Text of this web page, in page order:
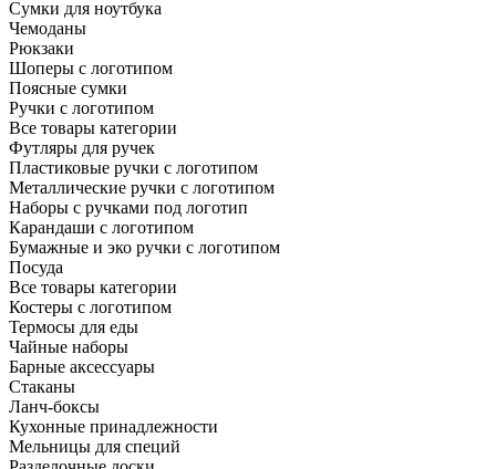
Сумки для ноутбука
Чемоданы
Рюкзаки
Шоперы с логотипом
Поясные сумки
Ручки с логотипом
Все товары категории
Футляры для ручек
Пластиковые ручки с логотипом
Металлические ручки с логотипом
Наборы с ручками под логотип
Карандаши с логотипом
Бумажные и эко ручки с логотипом
Посуда
Все товары категории
Костеры с логотипом
Термосы для еды
Чайные наборы
Барные аксессуары
Стаканы
Ланч-боксы
Кухонные принадлежности
Мельницы для специй